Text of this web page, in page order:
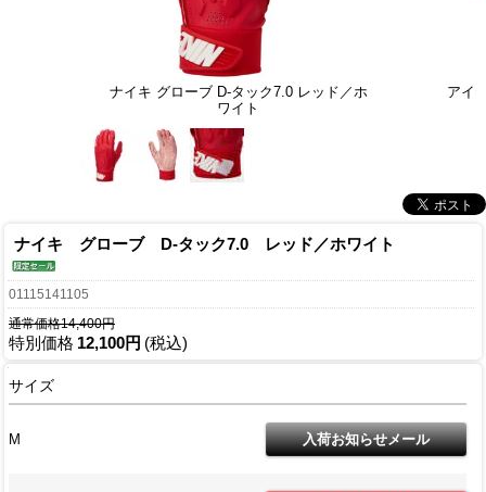
ナイキ グローブ D-タック7.0 レッド／ホ
ワイト
アイ
ナイキ グローブ D-タック7.0 レッド／ホワイト
01115141105
通常価格14,400円
特別価格 12,100円 (税込)
サイズ
M